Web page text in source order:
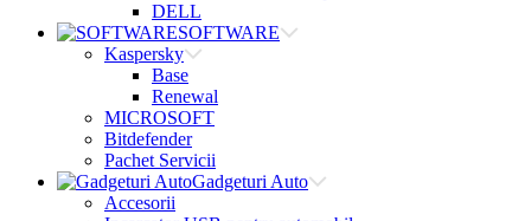
DELL
SOFTWARE
Kaspersky
Base
Renewal
MICROSOFT
Bitdefender
Pachet Servicii
Gadgeturi Auto
Accesorii